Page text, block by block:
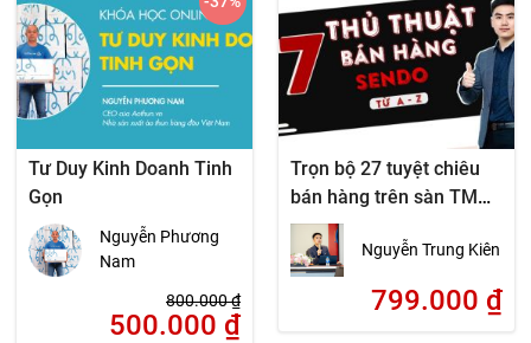
Tư Duy Kinh Doanh Tinh
Gọn
Nguyễn Phương
Nam
800.000₫
500.000 ₫
Trọn bộ 27 tuyệt chiêu
bán hàng trên sàn TMĐT
SENDO từ A đến Z
Nguyễn Trung Kiên
799.000 ₫